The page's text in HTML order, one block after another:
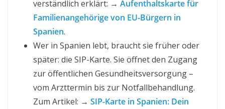
verständlich erklärt: → Aufenthaltskarte für
Familienangehörige von EU-Bürgern in
Spanien.
Wer in Spanien lebt, braucht sie früher oder
später: die SIP-Karte. Sie öffnet den Zugang
zur öffentlichen Gesundheitsversorgung –
vom Arzttermin bis zur Notfallbehandlung.
Zum Artikel: → SIP-Karte in Spanien: Dein